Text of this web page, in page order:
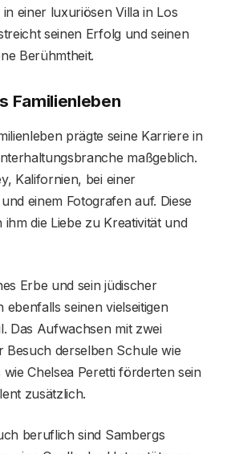
einer luxuriösen Villa in Los
seinen Erfolg und seinen
Berühmtheit.
Familienleben
prägte seine Karriere in
maßgeblich.
Kalifornien, bei einer
einem Fotografen auf. Diese
die Liebe zu Kreativität und
Erbe und sein jüdischer
seinen vielseitigen
Das Aufwachsen mit zwei
Besuch derselben Schule wie
Chelsea Peretti förderten sein
zusätzlich.
beruflich sind Sambergs